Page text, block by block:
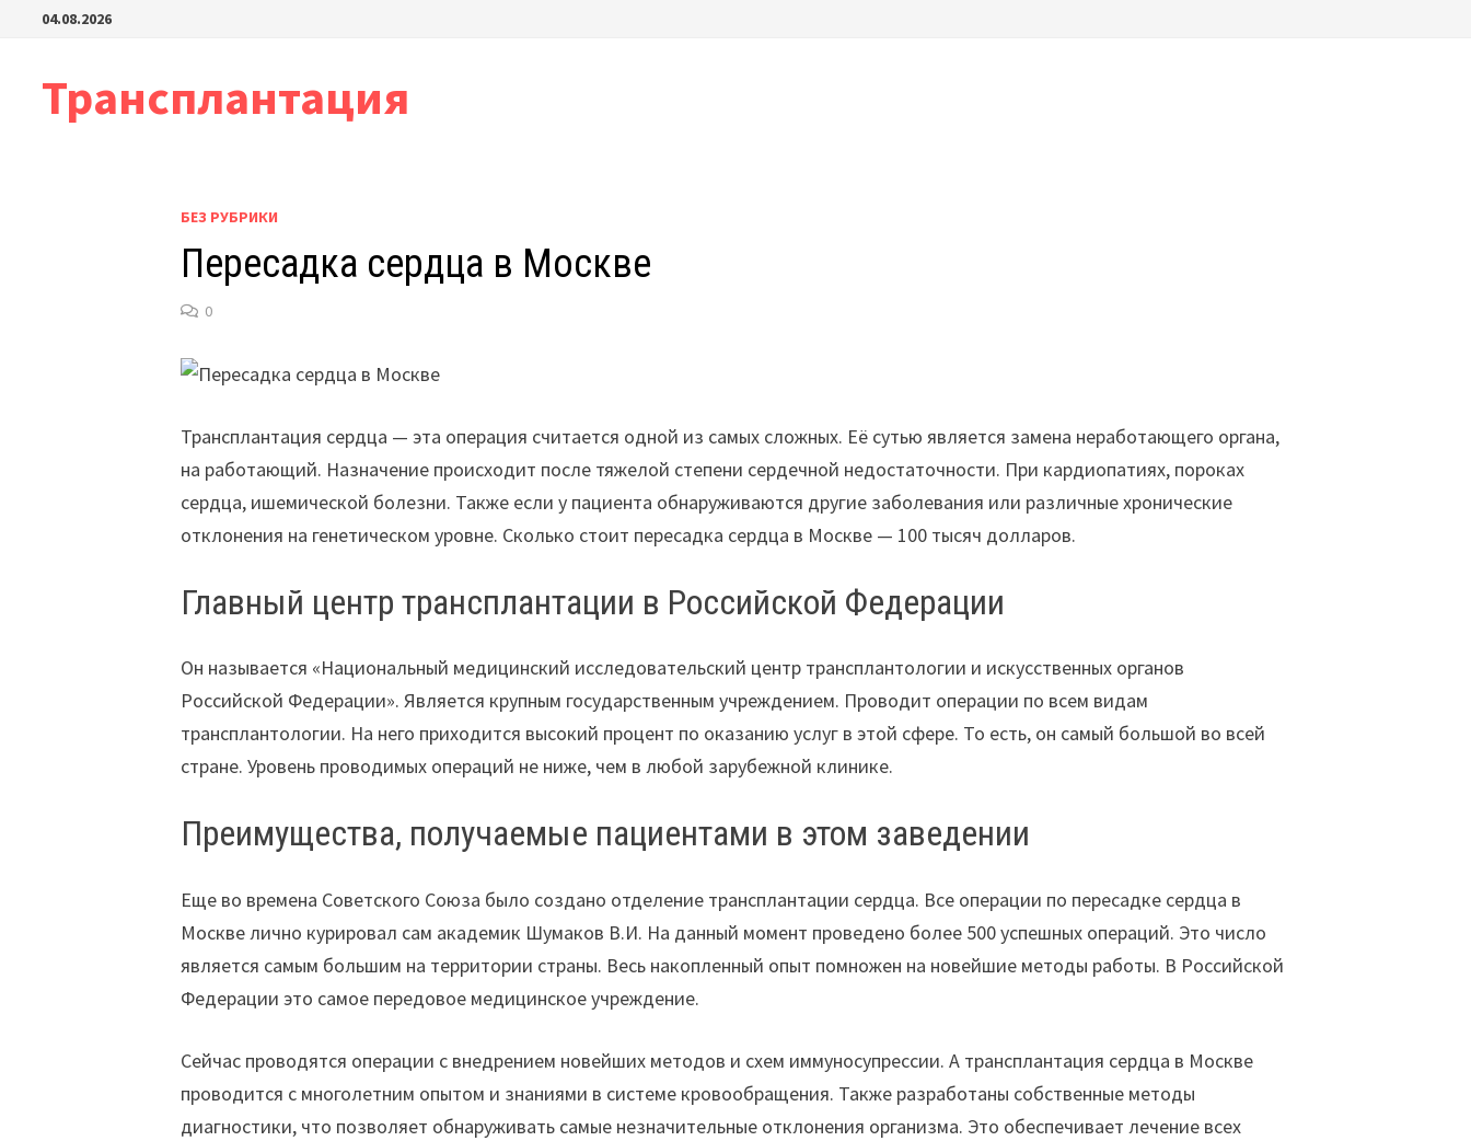
Перейти04.08.2026
Трансплантация
БЕЗ РУБРИКИ
Пересадка сердца в Москве
0
Трансплантация сердца — эта операция считается одной из самых сложных. Её сутью является замена неработающего органа,
на работающий. Назначение происходит после тяжелой степени сердечной недостаточности. При кардиопатиях, пороках
сердца, ишемической болезни. Также если у пациента обнаруживаются другие заболевания или различные хронические
отклонения на генетическом уровне. Сколько стоит пересадка сердца в Москве — 100 тысяч долларов.
Главный центр трансплантации в Российской Федерации
Он называется «Национальный медицинский исследовательский центр трансплантологии и искусственных органов
Российской Федерации». Является крупным государственным учреждением. Проводит операции по всем видам
трансплантологии. На него приходится высокий процент по оказанию услуг в этой сфере. То есть, он самый большой во всей
стране. Уровень проводимых операций не ниже, чем в любой зарубежной клинике.
Преимущества, получаемые пациентами в этом заведении
Еще во времена Советского Союза было создано отделение трансплантации сердца. Все операции по пересадке сердца в
Москве лично курировал сам академик Шумаков В.И. На данный момент проведено более 500 успешных операций. Это число
является самым большим на территории страны. Весь накопленный опыт помножен на новейшие методы работы. В Российской
Федерации это самое передовое медицинское учреждение.
Сейчас проводятся операции с внедрением новейших методов и схем иммуносупрессии. А трансплантация сердца в Москве
проводится с многолетним опытом и знаниями в системе кровообращения. Также разработаны собственные методы
диагностики, что позволяет обнаруживать самые незначительные отклонения организма. Это обеспечивает лечение всех